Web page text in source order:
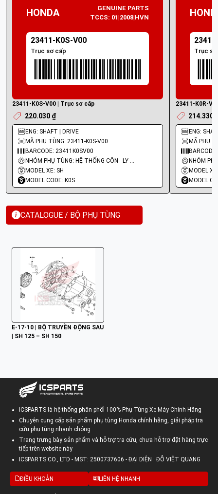
HONDA
GENUINE PARTS
TCCS: 01|2008|HVN
23411-K0S-V00
Trục sơ cấp
23411-K0S-V00 | Trục sơ cấp
220.030 ₫
ENG: SHAFT | DRIVE
MÃ PHỤ TÙNG: 23411-K0S-V00
BARCODE: 23411K0SV00
NHÓM PHỤ TÙNG: HỆ THỐNG CÔN - LY HỢP - TRỤC SỐ - BÁNH RĂNG
MODEL XE: SH
MODEL CODE: K0S
Trục
23411-K0R-
214.330
ENG:
MÃ PHỤ
MODEL
MODEL
CATALOGUE / BỘ PHỤ TÙNG
E-17-10 | BỘ TRUYỀN ĐỘNG SAU
| SH 125 – SH 150
ICSPARTS là hệ thống phân phối 100% Phụ Tùng Xe Máy Chính Hãng
Chuyên cung cấp sản phẩm phụ tùng Honda chính hãng, giải pháp tra
cứu phụ tùng nhanh chóng
Trang trưng bày sản phẩm và hỗ trợ tra cứu, chưa hỗ trợ đặt hàng trực
tiếp trên website này
ICSPARTS CO., LTD - MST: 2500737606 - ĐẠI DIỆN : ĐỖ VIỆT QUANG
ĐIỀU KHOẢN LIÊN HỆ NHANH